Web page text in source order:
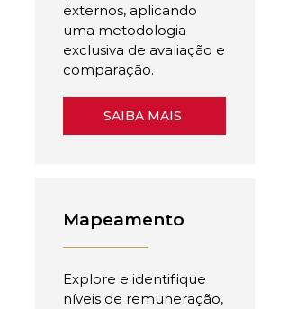
externos, aplicando
uma metodologia
exclusiva de avaliação e
comparação.
SAIBA MAIS
Mapeamento
Explore e identifique
níveis de remuneração,